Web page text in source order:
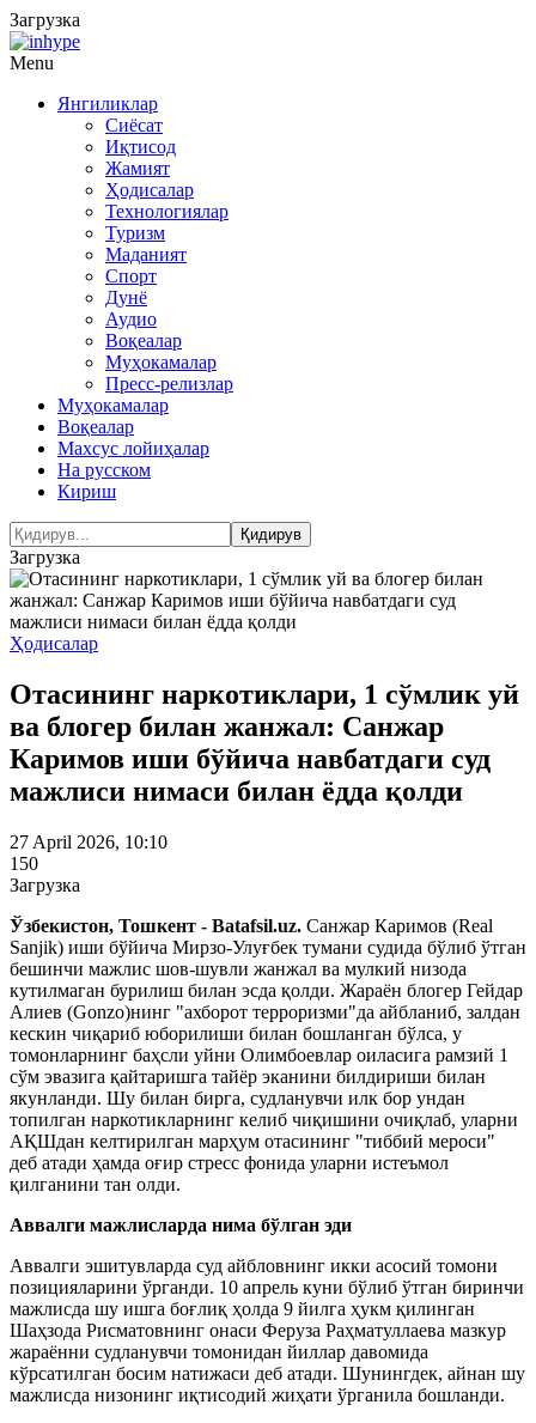
Загрузка
Menu
Янгиликлар
Сиёсат
Иқтисод
Жамият
Ҳодисалар
Технологиялар
Туризм
Маданият
Спорт
Дунё
Аудио
Воқеалар
Муҳокамалар
Пресс-релизлар
Муҳокамалар
Воқеалар
Махсус лойиҳалар
На русском
Кириш
Загрузка
Ҳодисалар
Отасининг наркотиклари, 1 сўмлик уй
ва блогер билан жанжал: Санжар
Каримов иши бўйича навбатдаги суд
мажлиси нимаси билан ёдда қолди
27 April 2026, 10:10
150
Загрузка
Ўзбекистон, Тошкент - Batafsil.uz. Санжар Каримов (Real
Sanjik) иши бўйича Мирзо-Улуғбек тумани судида бўлиб ўтган
бешинчи мажлис шов-шувли жанжал ва мулкий низода
кутилмаган бурилиш билан эсда қолди. Жараён блогер Гейдар
Алиев (Gonzo)нинг "ахборот терроризми"да айбланиб, залдан
кескин чиқариб юборилиши билан бошланган бўлса, у
томонларнинг баҳсли уйни Олимбоевлар оиласига рамзий 1
сўм эвазига қайтаришга тайёр эканини билдириши билан
якунланди. Шу билан бирга, судланувчи илк бор ундан
топилган наркотикларнинг келиб чиқишини очиқлаб, уларни
АҚШдан келтирилган марҳум отасининг "тиббий мероси"
деб атади ҳамда оғир стресс фонида уларни истеъмол
қилганини тан олди.
Аввалги мажлисларда нима бўлган эди
Аввалги эшитувларда суд айбловнинг икки асосий томони
позицияларини ўрганди. 10 апрель куни бўлиб ўтган биринчи
мажлисда шу ишга боғлиқ ҳолда 9 йилга ҳукм қилинган
Шаҳзода Рисматовнинг онаси Феруза Раҳматуллаева мазкур
жараённи судланувчи томонидан йиллар давомида
кўрсатилган босим натижаси деб атади. Шунингдек, айнан шу
мажлисда низонинг иқтисодий жиҳати ўрганила бошланди.